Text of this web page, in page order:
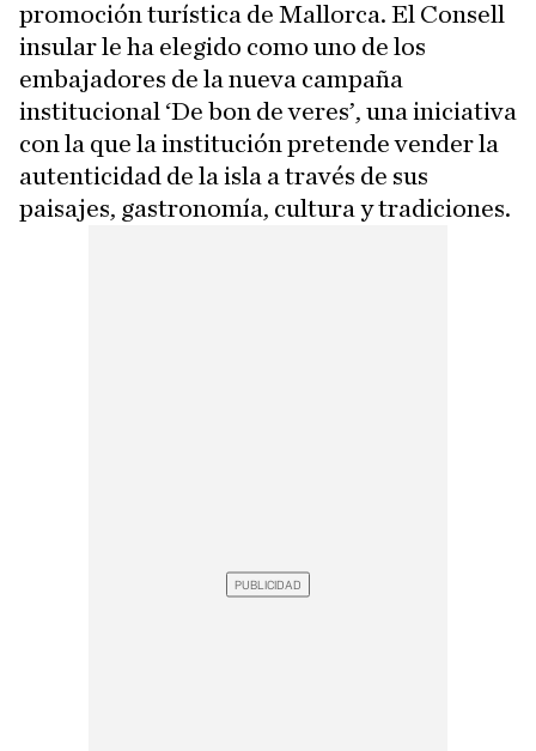
promoción turística de Mallorca. El Consell
insular le ha elegido como uno de los
embajadores de la nueva campaña
institucional ‘De bon de veres’, una iniciativa
con la que la institución pretende vender la
autenticidad de la isla a través de sus
paisajes, gastronomía, cultura y tradiciones.